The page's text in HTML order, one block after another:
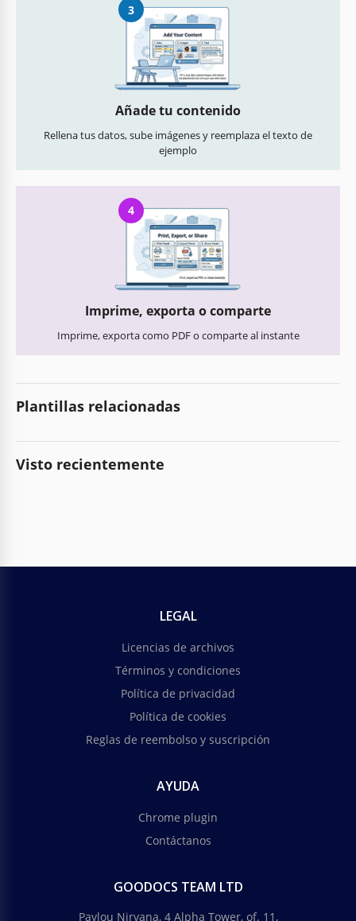
3
Añade tu contenido
Rellena tus datos, sube imágenes y reemplaza el texto de
ejemplo
4
Imprime, exporta o comparte
Imprime, exporta como PDF o comparte al instante
Plantillas relacionadas
Visto recientemente
LEGAL
Licencias de archivos
Términos y condiciones
Política de privacidad
Política de cookies
Reglas de reembolso y suscripción
AYUDA
Chrome plugin
Contáctanos
GOODOCS TEAM LTD
Pavlou Nirvana, 4 Alpha Tower, of. 11,